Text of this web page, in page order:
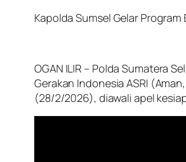
Kapolda Sumsel Gelar
OGAN ILIR – Polda Sumatera
Gerakan Indonesia ASRI
(28/2/2026), diawali apel